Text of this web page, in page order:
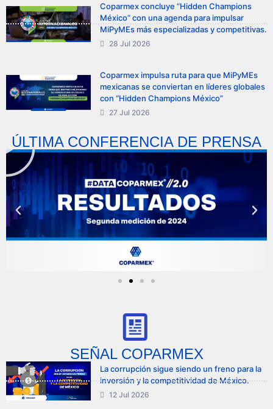
Coparmex concluye “Hidden Champions
México” con una agenda para impulsar
MiPyMEs más especializadas y competitivas.
28 Jul 2026
Coparmex impulsa ruta para que MiPyMEs
mexicanas se conviertan en líderes globales
con “Hidden Champions México”
27 Jul 2026
ÚLTIMA CONFERENCIA DE PRENSA
SEÑAL COPARMEX
La corrupción sigue siendo un freno para la
inversión y la competitividad de México.
12 Jul 2026